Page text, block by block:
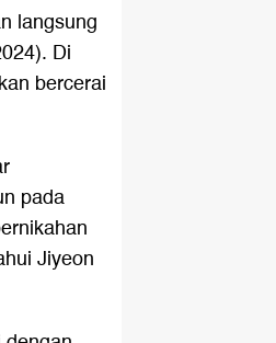
langsung
Di
bercerai
pada
Jiyeon